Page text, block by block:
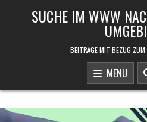
SUCHE IM WWW
BEITRÄGE MIT BEZUG
MENU